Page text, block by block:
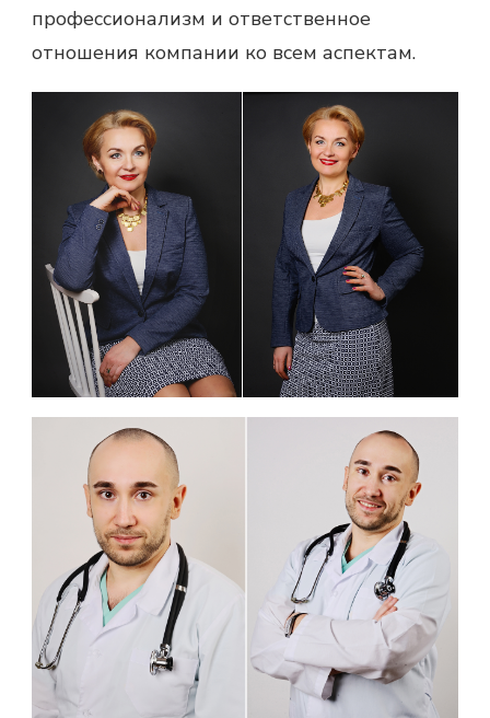
профессионализм и ответственное
отношения компании ко всем аспектам.